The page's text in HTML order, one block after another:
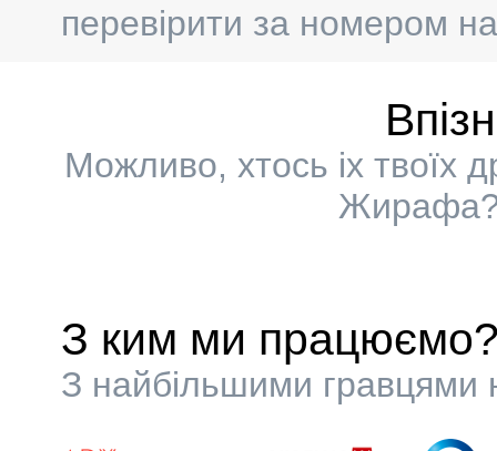
перевірити за номером
Можливо, хтось іх твоїх
Жирафа?
З ким ми
З найбільшими гравцями